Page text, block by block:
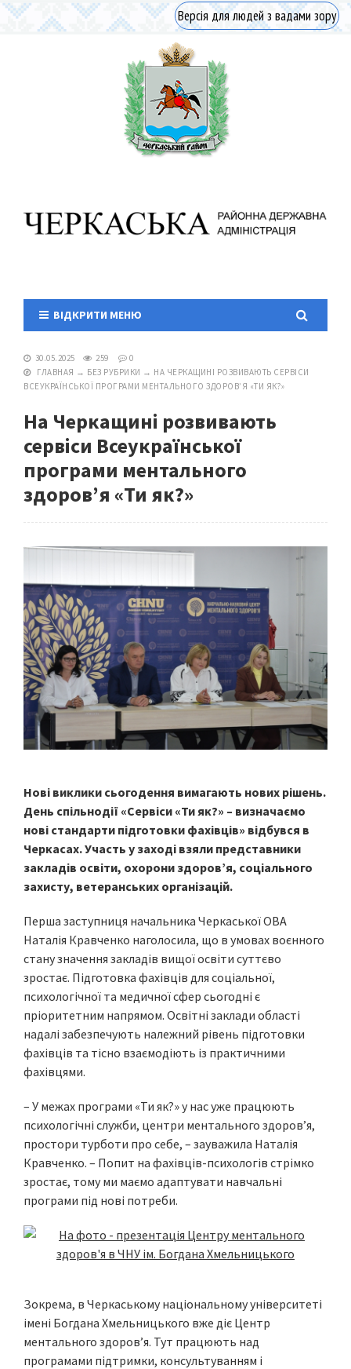
Версія для людей з вадами зору
ВІДКРИТИ МЕНЮ
30.05.2025 259
0
ГЛАВНАЯ → БЕЗ РУБРИКИ → НА ЧЕРКАЩИНІ РОЗВИВАЮТЬ СЕРВІСИ
ВСЕУКРАЇНСЬКОЇ ПРОГРАМИ МЕНТАЛЬНОГО ЗДОРОВ’Я «ТИ ЯК?»
На Черкащині розвивають
сервіси Всеукраїнської
програми ментального
здоров’я «Ти як?»
Нові виклики сьогодення вимагають нових рішень.
День спільнодії «Сервіси «Ти як?» – визначаємо
нові стандарти підготовки фахівців» відбувся в
Черкасах. Участь у заході взяли представники
закладів освіти, охорони здоров’я, соціального
захисту, ветеранських організацій.
Перша заступниця начальника Черкаської ОВА
Наталія Кравченко наголосила, що в умовах воєнного
стану значення закладів вищої освіти суттєво
зростає. Підготовка фахівців для соціальної,
психологічної та медичної сфер сьогодні є
пріоритетним напрямом. Освітні заклади області
надалі забезпечують належний рівень підготовки
фахівців та тісно взаємодіють із практичними
фахівцями.
– У межах програми «Ти як?» у нас уже працюють
психологічні служби, центри ментального здоров’я,
простори турботи про себе, – зауважила Наталія
Кравченко. – Попит на фахівців-психологів стрімко
зростає, тому ми маємо адаптувати навчальні
програми під нові потреби.
Зокрема, в Черкаському національному університеті
імені Богдана Хмельницького вже діє Центр
ментального здоров’я. Тут працюють над
програмами підтримки, консультуванням і